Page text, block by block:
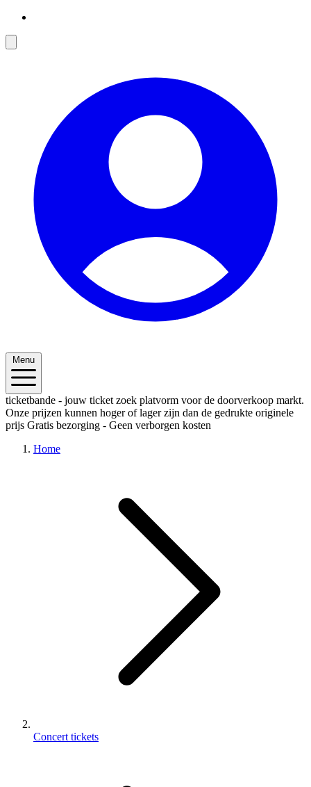
Menu
ticketbande - jouw ticket zoek platvorm voor de doorverkoop markt.
Onze prijzen kunnen hoger of lager zijn dan de gedrukte originele
prijs Gratis bezorging - Geen verborgen kosten
Home
Concert tickets